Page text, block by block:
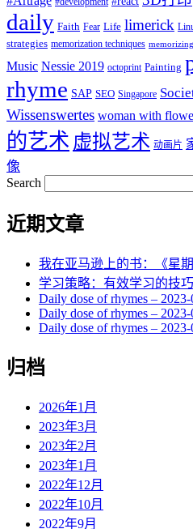
daily Faith Fear Life limerick
strategies memorization techniques
Music Nessie 2019 octoprint Painting
rhyme SAP SEO Singapore
Wissenswertes woman with
的艺术 虚拟艺术 动画片
像
Search
近期文章
我在亚马逊上的书：《星
学习策略：有效学习的技巧
Daily dose of rhymes –
Daily dose of rhymes –
Daily dose of rhymes –
归档
2026年1月
2023年3月
2023年2月
2023年1月
2022年12月
2022年10月
2022年9月